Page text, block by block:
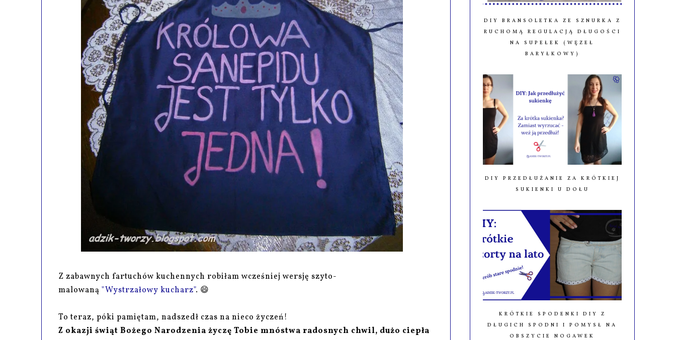
Z zabawnych fartuchów kuchennych robiłam wcześniej wersję szyto-
malowaną "Wystrzałowy kucharz". 😄
To teraz, póki pamiętam, nadszedł czas na nieco życzeń!
Z okazji świąt Bożego Narodzenia życzę Tobie mnóstwa radosnych chwil, dużo ciepła
DIY BRANSOLETKA ZE SZNURKA Z
RUCHOMĄ REGULACJĄ DŁUGOŚCI
NA SUPEŁEK (WĘZEŁ
BARYŁKOWY)
DIY PRZEDŁUŻANIE ZA KRÓTKIEJ
SUKIENKI U DOŁU
KRÓTKIE SPODENKI DIY Z
DŁUGICH SPODNI I POMYSŁ NA
OBSZYCIE NOGAWEK